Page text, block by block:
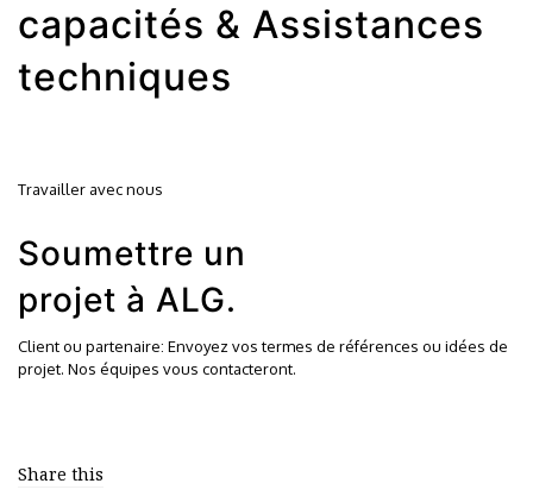
capacités & Assistances
techniques
Travailler avec nous
Soumettre un
projet à ALG.
Client ou partenaire: Envoyez vos termes de références ou idées de
projet. Nos équipes vous contacteront.
Share this